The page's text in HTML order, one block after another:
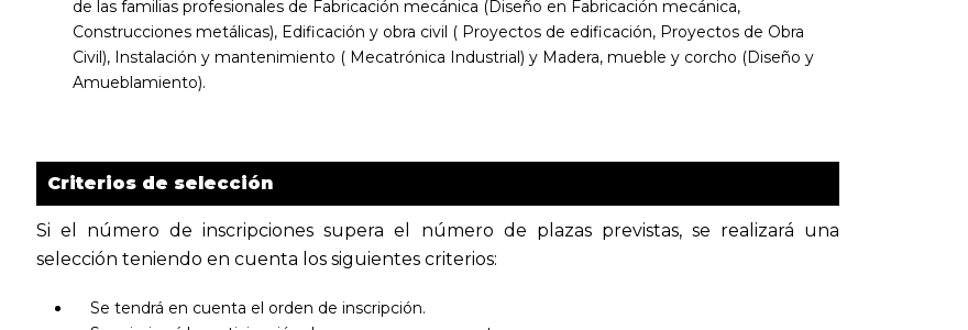
de las familias profesionales de Fabricación mecánica (Diseño en Fabricación mecánica,
Construcciones metálicas), Edificación y obra civil ( Proyectos de edificación, Proyectos de Obra
Civil), Instalación y mantenimiento ( Mecatrónica Industrial) y Madera, mueble y corcho (Diseño y
Amueblamiento).
Criterios de selección
Si el número de inscripciones supera el número de plazas previstas, se realizará una
selección teniendo en cuenta los siguientes criterios:
Se tendrá en cuenta el orden de inscripción.